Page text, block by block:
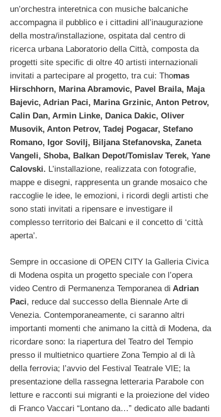
un’orchestra interetnica con musiche balcaniche
accompagna il pubblico e i cittadini all’inaugurazione
della mostra/installazione, ospitata dal centro di
ricerca urbana Laboratorio della Città, composta da
progetti site specific di oltre 40 artisti internazionali
invitati a partecipare al progetto, tra cui: Thomas
Hirschhorn, Marina Abramovic, Pavel Braila, Maja
Bajevic, Adrian Paci, Marina Grzinic, Anton Petrov,
Calin Dan, Armin Linke, Danica Dakic, Oliver
Musovik, Anton Petrov, Tadej Pogacar, Stefano
Romano, Igor Sovilj, Biljana Stefanovska, Zaneta
Vangeli, Shoba, Balkan Depot/Tomislav Terek, Yane
Calovski. L’installazione, realizzata con fotografie,
mappe e disegni, rappresenta un grande mosaico che
raccoglie le idee, le emozioni, i ricordi degli artisti che
sono stati invitati a ripensare e investigare il
complesso territorio dei Balcani e il concetto di ‘città
aperta’.
Sempre in occasione di OPEN CITY la Galleria Civica
di Modena ospita un progetto speciale con l’opera
video Centro di Permanenza Temporanea di Adrian
Paci, reduce dal successo della Biennale Arte di
Venezia. Contemporaneamente, ci saranno altri
importanti momenti che animano la città di Modena, da
ricordare sono: la riapertura del Teatro del Tempio
presso il multietnico quartiere Zona Tempio al di là
della ferrovia; l’avvio del Festival Teatrale VIE; la
presentazione della rassegna letteraria Parabole con
letture e racconti sui migranti e la proiezione del video
di Franco Vaccari “Lontano da…” dedicato alle badanti